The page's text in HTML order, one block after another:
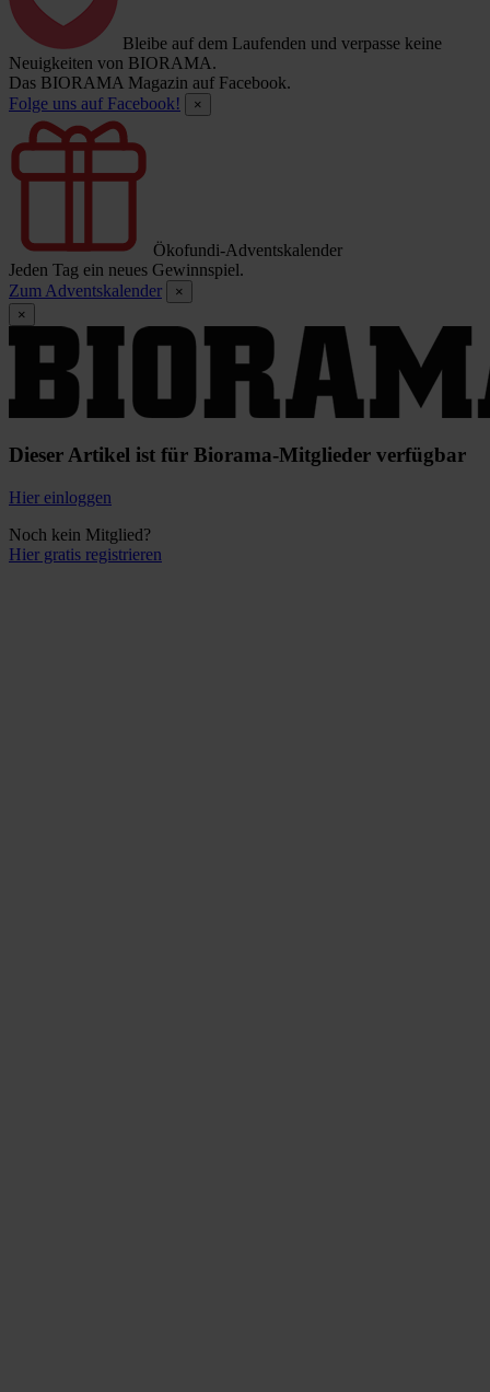
Bleibe auf dem Laufenden und verpasse keine
Neuigkeiten von BIORAMA.
Das BIORAMA Magazin auf Facebook.
Folge uns auf Facebook!
×
Ökofundi-Adventskalender
Jeden Tag ein neues Gewinnspiel.
Zum Adventskalender
×
×
Dieser Artikel ist für Biorama-Mitglieder verfügbar
Hier einloggen
Noch kein Mitglied?
Hier gratis registrieren